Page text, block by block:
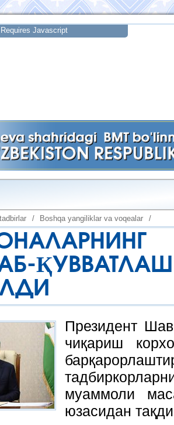
/ Boshqa yangiliklar va voqealar /
Президент
чиқариш
муаммоли
юзасидан